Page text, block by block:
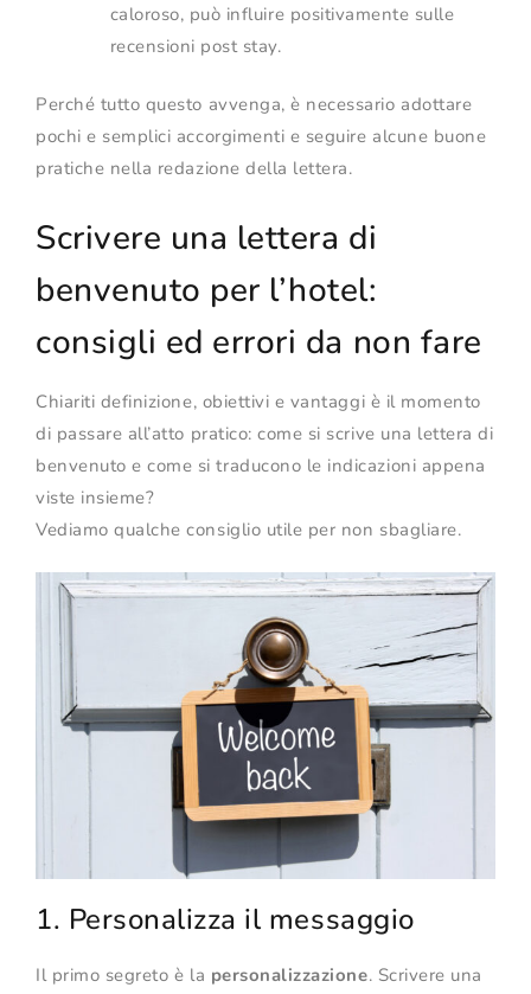
caloroso, può influire positivamente sulle
recensioni post stay.
Perché tutto questo avvenga, è necessario adottare
pochi e semplici accorgimenti e seguire alcune buone
pratiche nella redazione della lettera.
Scrivere una lettera di
benvenuto per l’hotel:
consigli ed errori da non fare
Chiariti definizione, obiettivi e vantaggi è il momento
di passare all’atto pratico: come si scrive una lettera di
benvenuto e come si traducono le indicazioni appena
viste insieme?
Vediamo qualche consiglio utile per non sbagliare.
1. Personalizza il messaggio
Il primo segreto è la personalizzazione. Scrivere una